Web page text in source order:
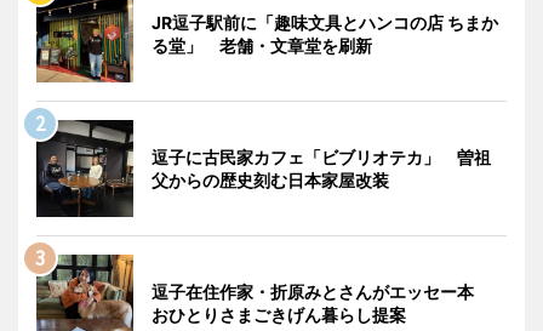
JR逗子駅前に「趣味文具とハンコの店 ちまか
る堂」 老舗・文章堂を刷新
逗子に古民家カフェ「ビブリオテカ」 曽祖
父からの歴史刻む日本家屋改装
逗子在住作家・折原みとさんがエッセー本
おひとりさまごきげん暮らし提案